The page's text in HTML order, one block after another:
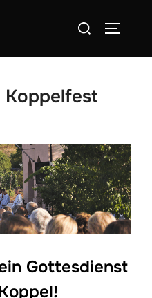
Suchen
Koppelfest
Gottesdienst